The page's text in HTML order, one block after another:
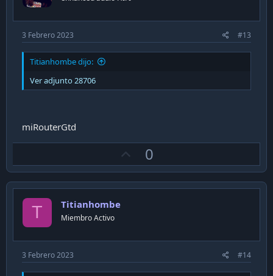
3 Febrero 2023 #13
Titianhombe dijo:
Ver adjunto 28706
miRouterGtd
p
v
0
T Titianhombe
Miembro Activo
3 Febrero 2023 #14